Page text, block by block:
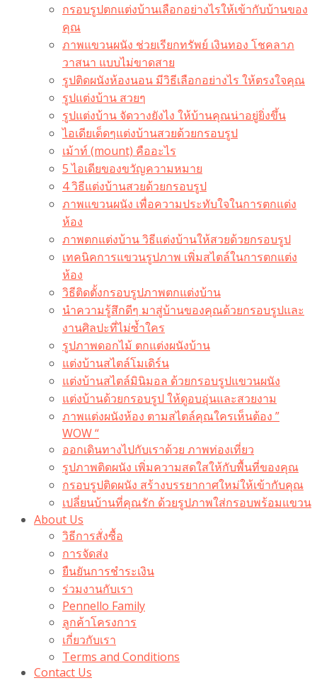
กรอบรูปตกแต่งบ้านเลือกอย่างไรให้เข้ากับบ้านของ
คุณ
ภาพแขวนผนัง ช่วยเรียกทรัพย์ เงินทอง โชคลาภ
วาสนา แบบไม่ขาดสาย
รูปติดผนังห้องนอน มีวิธีเลือกอย่างไร ให้ตรงใจคุณ
รูปแต่งบ้าน สวยๆ
รูปแต่งบ้าน จัดวางยังไง ให้บ้านคุณน่าอยู่ยิ่งขึ้น
ไอเดียเด็ดๆแต่งบ้านสวยด้วยกรอบรูป
เม้าท์ (mount) คืออะไร​
5 ไอเดียของขวัญความหมาย
4 วิธีแต่งบ้านสวยด้วยกรอบรูป
ภาพแขวนผนัง เพื่อความประทับใจในการตกแต่ง
ห้อง
ภาพตกแต่งบ้าน วิธีแต่งบ้านให้สวยด้วยกรอบรูป
เทคนิคการแขวนรูปภาพ เพิ่มสไตล์ในการตกแต่ง
ห้อง
วิธีติดตั้งกรอบรูปภาพตกแต่งบ้าน
นำความรู้สึกดีๆ มาสู่บ้านของคุณด้วยกรอบรูปและ
งานศิลปะที่ไม่ซ้ำใคร
รูปภาพดอกไม้ ตกแต่งผนังบ้าน
แต่งบ้านสไตล์โมเดิร์น
แต่งบ้านสไตล์มินิมอล ด้วยกรอบรูปแขวนผนัง
แต่งบ้านด้วยกรอบรูป ให้ดูอบอุ่นและสวยงาม
ภาพแต่งผนังห้อง ตามสไตล์คุณใครเห็นต้อง ”
WOW “
ออกเดินทางไปกับเราด้วย ภาพท่องเที่ยว
รูปภาพติดผนัง เพิ่มความสดใสให้กับพื้นที่ของคุณ
กรอบรูปติดผนัง สร้างบรรยากาศใหม่ให้เข้ากับคุณ
เปลี่ยนบ้านที่คุณรัก ด้วยรูปภาพใส่กรอบพร้อมแขวน​
About Us
วิธีการสั่งซื้อ
การจัดส่ง
ยืนยันการชำระเงิน
ร่วมงานกับเรา
Pennello Family
ลูกค้าโครงการ
เกี่ยวกับเรา
Terms and Conditions
Contact Us